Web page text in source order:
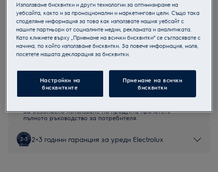
KBC65Z
Кафе-машина за вграждане
Инструкциите за безопасност и предупрежденията за
безопасност съгласно регламент на ЕС 2023/988 са
За безопасно използване на продукта прочетете
пълното ръководство за потребителя.
2+3 години гаранция за уреди Electrolux
Използваме бисквитки и други технологии за оптимизиране на
уебсайта, както и за промоционални и маркетингови цели. Също така
споделяме информация за това как използвате нашия уебсайт с
нашите партньори от социалните медии, рекламата и аналитиката.
Като кликнете върху „Приемане на всички бисквитки“ се съгласявате с
начина, по който използваме бисквитки. За повече информация, моля,
посетете нашата декларация за бисквитки.
Настройки на
бисквитките
Приемане на всички
бисквитки